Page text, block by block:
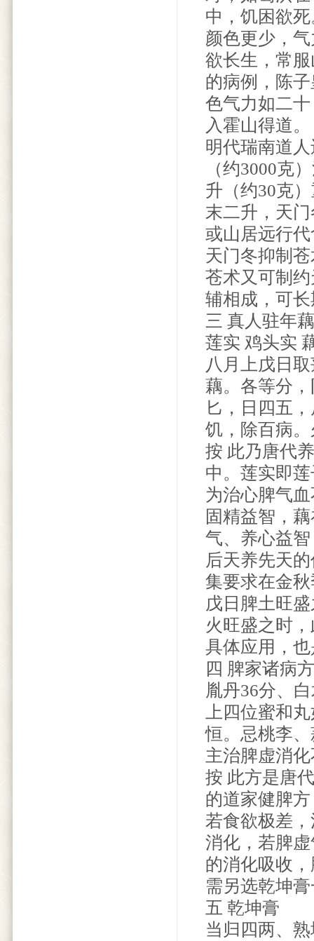
中，饥困欲
颜色更少，
欲长生，常
的病例，陈
色气力如二
入霍山得道。
明代瑞南道
（约3000克
升（约30克
末二升，天
或山居远行
天门冬抑制
苍术又可制
辅相成，可
三 真人驻年
莲实 鸡头实
八月上戊日
藕。各等分
匕，日四五
饥，除百病
按 此乃唐代
中。莲实即
为治心脾气
固精益智，
气、养心益
后天养先天
集要求在金
戊日脾土旺
火旺盛之时
具体应用，
四 脾家诸病方
胤丹36分、
上四位蜜和
恒。忌桃李
主治脾虚消
按 此方是唐
的道家健脾
若食欲极差
消化，若脾
的消化吸收
需另选乾坤
五 乾坤膏
当归四两、